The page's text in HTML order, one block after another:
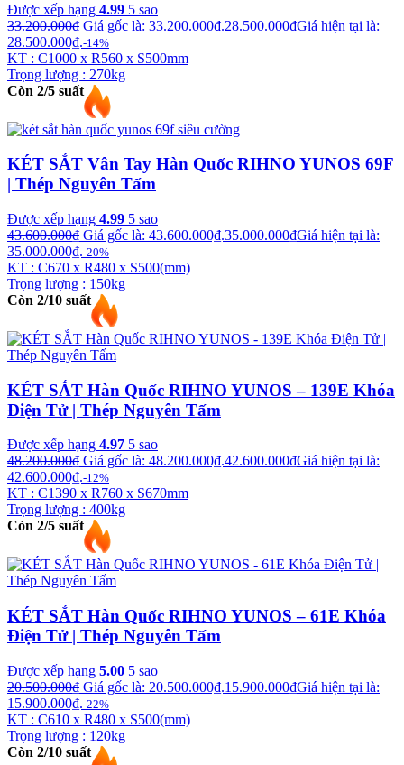
Được xếp hạng 4.99 5 sao
33.200.000₫ Giá gốc là: 33.200.000₫.28.500.000₫Giá hiện tại là:
28.500.000₫.-14%
KT : C1000 x R560 x S500mm
Trọng lượng : 270kg
Còn 2/5 suất
KÉT SẮT Vân Tay Hàn Quốc RIHNO YUNOS 69F
| Thép Nguyên Tấm
Được xếp hạng 4.99 5 sao
43.600.000₫ Giá gốc là: 43.600.000₫.35.000.000₫Giá hiện tại là:
35.000.000₫.-20%
KT : C670 x R480 x S500(mm)
Trọng lượng : 150kg
Còn 2/10 suất
KÉT SẮT Hàn Quốc RIHNO YUNOS – 139E Khóa
Điện Tử | Thép Nguyên Tấm
Được xếp hạng 4.97 5 sao
48.200.000₫ Giá gốc là: 48.200.000₫.42.600.000₫Giá hiện tại là:
42.600.000₫.-12%
KT : C1390 x R760 x S670mm
Trọng lượng : 400kg
Còn 2/5 suất
KÉT SẮT Hàn Quốc RIHNO YUNOS – 61E Khóa
Điện Tử | Thép Nguyên Tấm
Được xếp hạng 5.00 5 sao
20.500.000₫ Giá gốc là: 20.500.000₫.15.900.000₫Giá hiện tại là:
15.900.000₫.-22%
KT : C610 x R480 x S500(mm)
Trọng lượng : 120kg
Còn 2/10 suất